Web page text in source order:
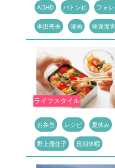
ADHD バトン社 フォ
本田秀夫 漫画 発達障害
ライフスタイル
お弁当 レシピ 夏休み
野上優佳子 長期休暇